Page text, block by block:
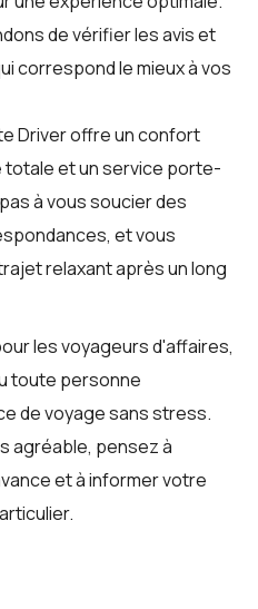
de vérifier les avis et
correspond le mieux à vos
Driver offre un confort
totale et un service porte-
à vous soucier des
et vous
relaxant après un long
les voyageurs d'affaires,
toute personne
de voyage sans stress.
agréable, pensez à
et à informer votre